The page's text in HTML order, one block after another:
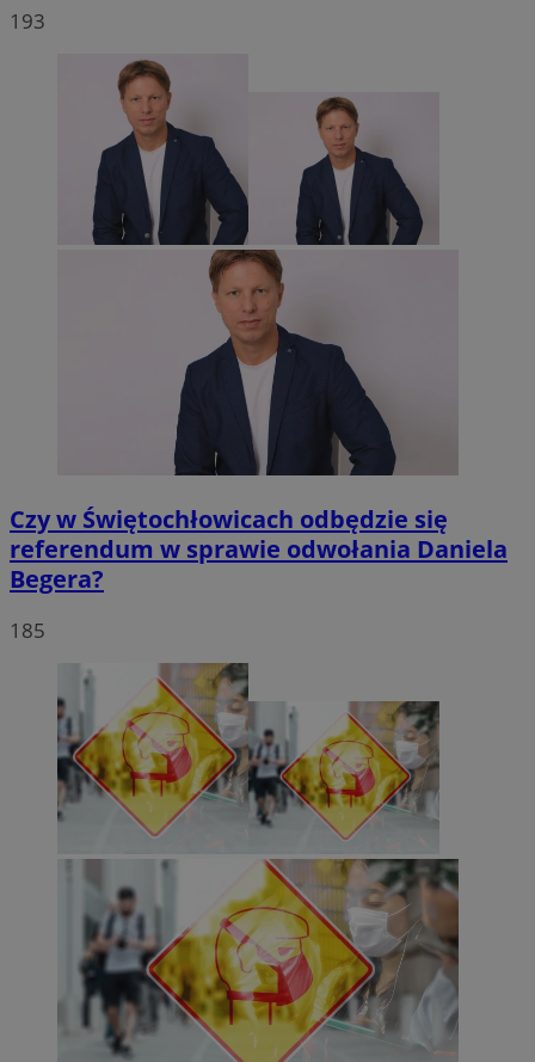
193
Czy w Świętochłowicach odbędzie się
referendum w sprawie odwołania Daniela
Begera?
185